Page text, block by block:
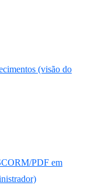
(visão do
PDF em